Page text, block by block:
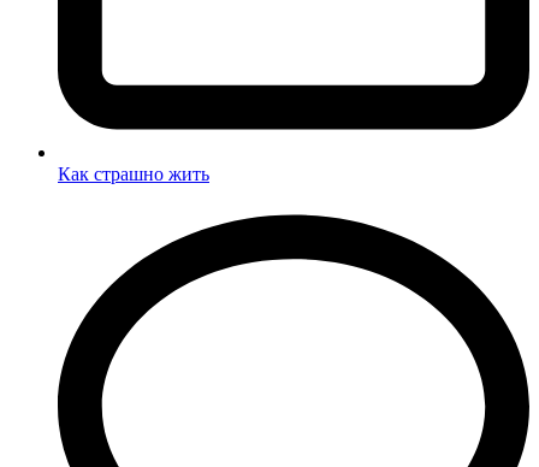
Как страшно жить